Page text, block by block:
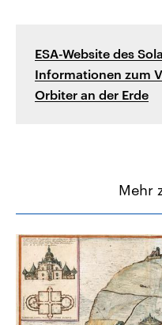
ESA-Website des
Informationen zum
Orbiter an der Erde
Mehr